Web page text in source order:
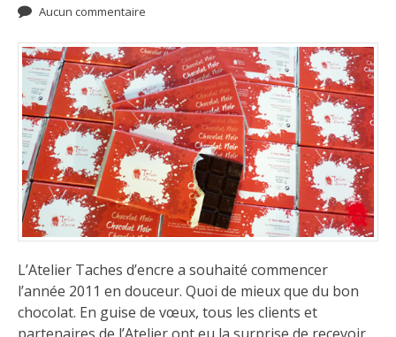
Aucun commentaire
L’Atelier Taches d’encre a souhaité commencer
l’année 2011 en douceur. Quoi de mieux que du bon
chocolat. En guise de vœux, tous les clients et